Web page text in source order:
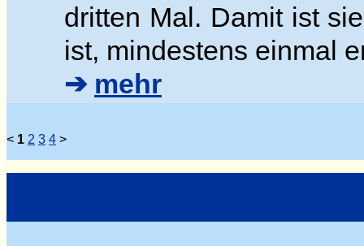
dritten Mal. Damit ist
ist, mindestens einmal
➔ mehr
< 1 2 3 4 >